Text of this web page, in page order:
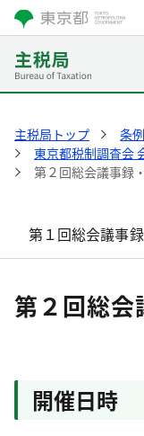
主税局トップ 条
東京都税制調査会
第２回総会議事録
第１回総会議事
第２回総会
開催日時